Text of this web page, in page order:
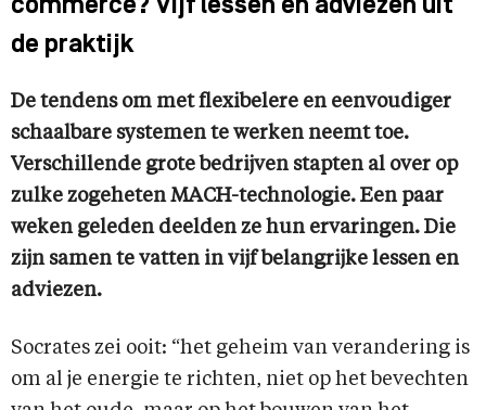
commerce? Vijf lessen en adviezen uit
de praktijk
De tendens om met flexibelere en eenvoudiger
schaalbare systemen te werken neemt toe.
Verschillende grote bedrijven stapten al over op
zulke zogeheten MACH-technologie. Een paar
weken geleden deelden ze hun ervaringen. Die
zijn samen te vatten in vijf belangrijke lessen en
adviezen.
Socrates zei ooit: “het geheim van verandering is
om al je energie te richten, niet op het bevechten